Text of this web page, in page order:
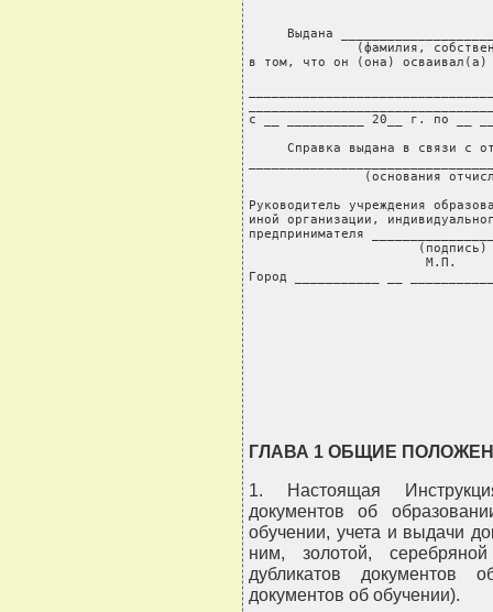
Выдана
(фамилия,
в том, что он (она) осваивал(а)
с __ __________ 20__ г. по __
Справка выдана в связи с
(основания
Руководитель учреждения
иной организации,
предпринимателя
                       М.П.
Город ___________ __
ГЛАВА 1 ОБЩИЕ
1. Настоящая
документов об
обучении, учета и выдачи
ним, золотой,
дубликатов документов
документов об обучении).